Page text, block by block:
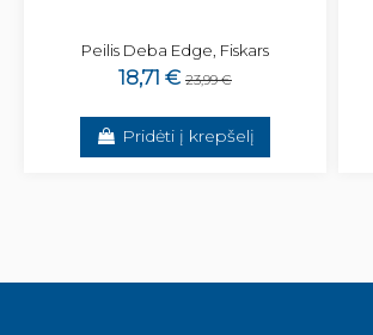
Peilis Deba Edge, Fiskars
18,71 € 23,99 €
Pridėti į krepšelį